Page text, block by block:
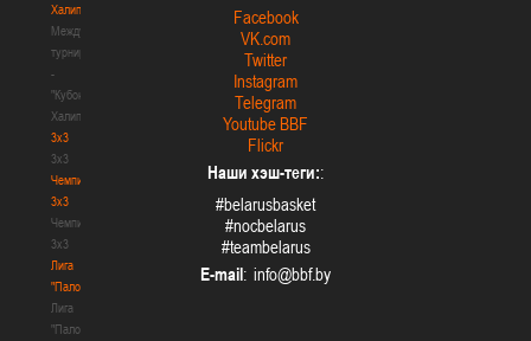
Халипского"
Международный
турнир
-
"Кубок
Халипского"
3x3
3x3
Чемпионат
3х3
Чемпионат
3х3
Лига
"Палова"
Лига
"Палова"
Facebook
VK.com
Twitter
Instagram
Telegram
Youtube BBF
Flickr
Наши хэш-теги::
#belarusbasket
#nocbelarus
#teambelarus
E-mail: